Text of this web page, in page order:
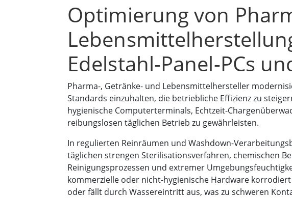
Optimierung von
Edelstahl-Panel-PCs
Pharma-, Getränke- und Lebensmittelhersteller
Standards einzuhalten, die betriebliche Effizienz zu
hygienische Computerterminals, Echtzeit-
reibungslosen täglichen Betrieb zu gewährleisten.
In regulierten Reinräumen und Washdown-
täglichen strengen Sterilisationsverfahren, chemischen
Reinigungsprozessen und extremer
kommerzielle oder nicht-hygienische Hardware
oder fällt durch Wassereintritt aus, was zu schweren